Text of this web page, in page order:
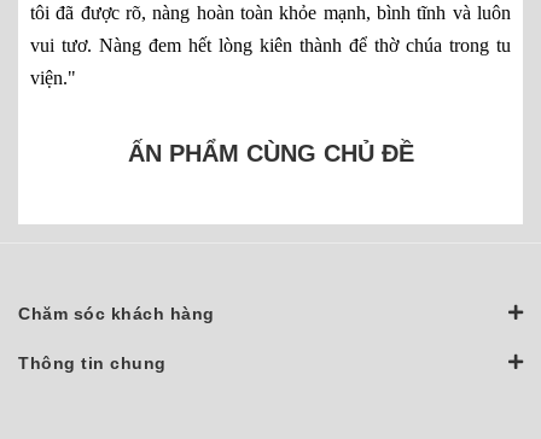
tôi đã được rõ, nàng hoàn toàn khỏe mạnh, bình tĩnh và luôn
vui tươ. Nàng đem hết lòng kiên thành để thờ chúa trong tu
viện."
ẤN PHẨM CÙNG CHỦ ĐỀ
Chăm sóc khách hàng
Thông tin chung